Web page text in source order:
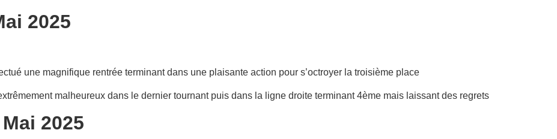
2025
une magnifique rentrée terminant dans une plaisante action pour s’octroyer la troisième place
malheureux dans le dernier tournant puis dans la ligne droite terminant 4ème mais laissant des regrets
2025